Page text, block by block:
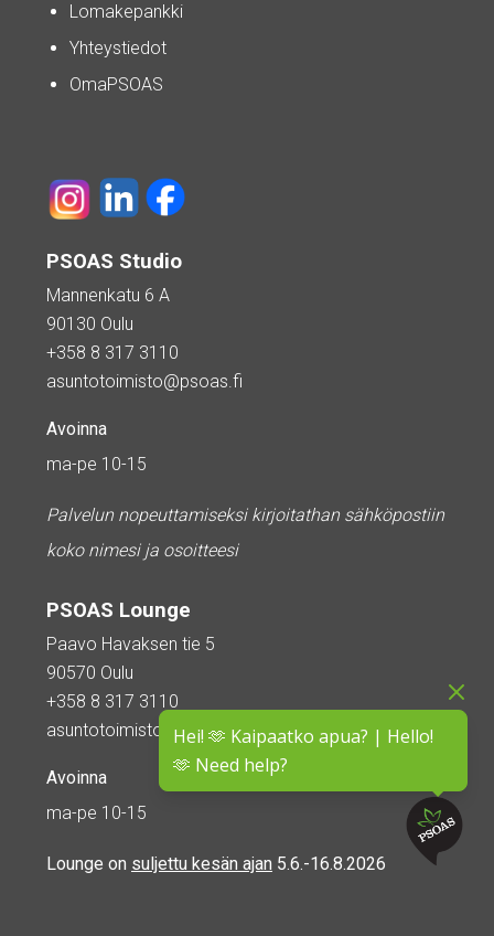
Hei! 🫶 Kaipaatko apua? | Hello!
🫶 Need help?
Lomakepankki
Yhteystiedot
OmaPSOAS
PSOAS Studio
Mannenkatu 6 A
90130 Oulu
+358 8 317 3110
asuntotoimisto@psoas.fi
Avoinna
ma-pe 10-15
Palvelun nopeuttamiseksi kirjoitathan sähköpostiin
koko nimesi ja osoitteesi
PSOAS Lounge
Paavo Havaksen tie 5
90570 Oulu
+358 8 317 3110
asuntotoimisto@psoas.fi
Avoinna
ma-pe 10-15
Lounge on suljettu kesän ajan 5.6.-16.8.2026